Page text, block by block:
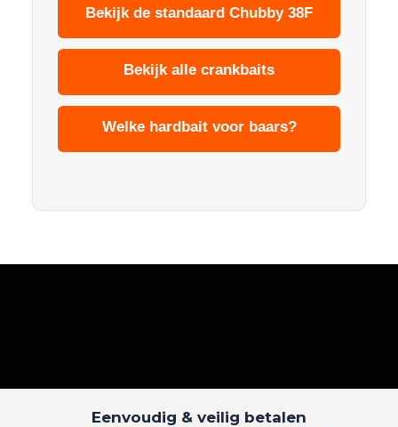
Bekijk de standaard Chubby 38F
Bekijk alle crankbaits
Welke hardbait voor baars?
Eenvoudig & veilig betalen